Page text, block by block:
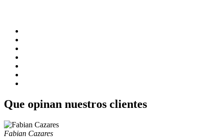
Que opinan nuestros clientes
Fabian Cazares